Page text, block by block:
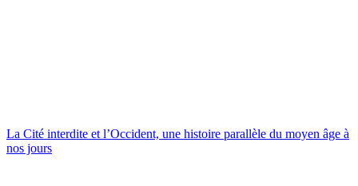
La Cité interdite et l’Occident, une histoire parallèle du moyen âge à
nos jours